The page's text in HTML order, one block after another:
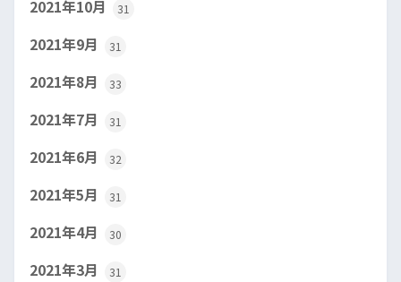
2021年10月 31
2021年9月 31
2021年8月 33
2021年7月 31
2021年6月 32
2021年5月 31
2021年4月 30
2021年3月 31